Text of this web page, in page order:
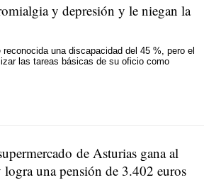
y depresión y le niegan la
una discapacidad del 45 %, pero el
las tareas básicas de su oficio como
de Asturias gana al
una pensión de 3.402 euros